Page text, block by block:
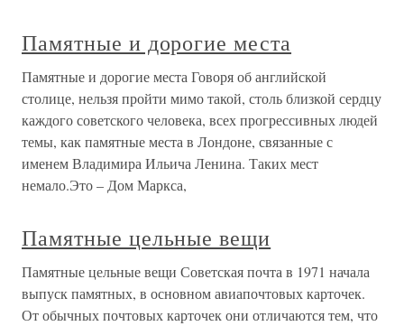
Памятные и дорогие места
Памятные и дорогие места Говоря об английской
столице, нельзя пройти мимо такой, столь близкой сердцу
каждого советского человека, всех прогрессивных людей
темы, как памятные места в Лондоне, связанные с
именем Владимира Ильича Ленина. Таких мест
немало.Это – Дом Маркса,
Памятные цельные вещи
Памятные цельные вещи Советская почта в 1971 начала
выпуск памятных, в основном авиапочтовых карточек.
От обычных почтовых карточек они отличаются тем, что